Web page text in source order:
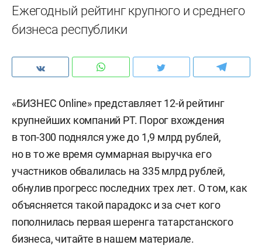
Ежегодный рейтинг крупного и среднего
бизнеса республики
«БИЗНЕС Online» представляет 12-й рейтинг
крупнейших компаний РТ. Порог вхождения
в топ-300 поднялся уже до 1,9 млрд рублей,
но в то же время суммарная выручка его
участников обвалилась на 335 млрд рублей,
обнулив прогресс последних трех лет. О том, как
объясняется такой парадокс и за счет кого
пополнилась первая шеренга татарстанского
бизнеса, читайте в нашем материале.